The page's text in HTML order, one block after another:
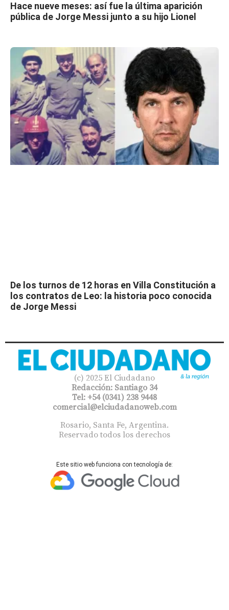
Hace nueve meses: así fue la última aparición
pública de Jorge Messi junto a su hijo Lionel
De los turnos de 12 horas en Villa Constitución a
los contratos de Leo: la historia poco conocida
de Jorge Messi
(c) 2025 El Ciudadano
Redacción: Santiago 34
Tel: +54 (0341) 238 9448
comercial@elciudadanoweb.com​
Rosario, Santa Fe, Argentina.
Reservado todos los derechos
Este sitio web funciona con tecnología de: